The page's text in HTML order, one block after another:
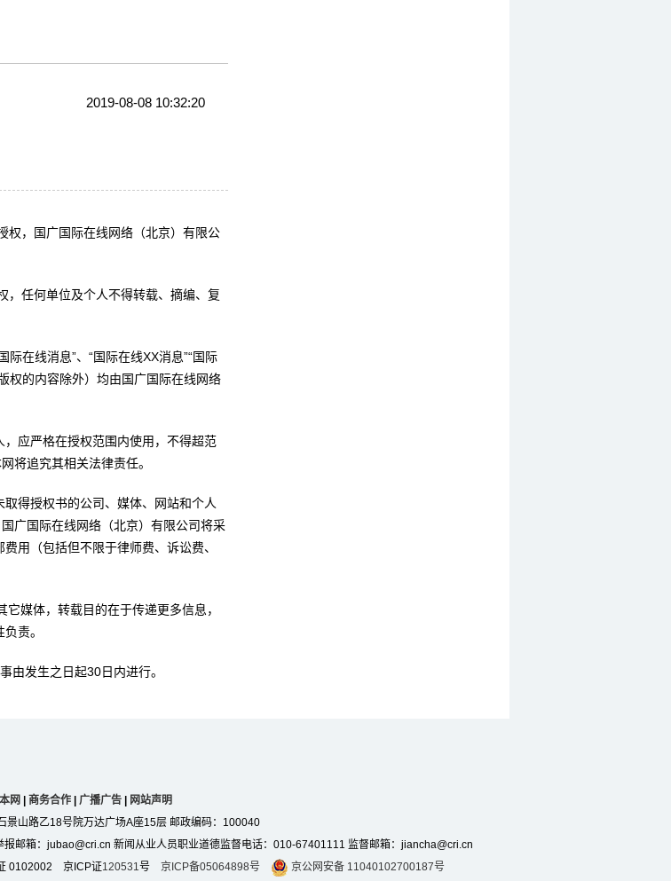
2019-08-08 10:32:20
权，国广国际在线网络（北京）有限公
，任何单位及个人不得转载、摘编、复
际在线消息”、“国际在线XX消息”“国际
权的内容除外）均由国广国际在线网络
应严格在授权范围内使用，不得超范
将追究其相关法律责任。
得授权书的公司、媒体、网站和个人
广国际在线网络（北京）有限公司将采
用（包括但不限于律师费、诉讼费、
媒体，转载目的在于传递更多信息，
责。
由发生之日起30日内进行。
网 商务合作| 广播广告|
网站声明
景山路乙18号院万达广场A座15层 邮政编码：100040
邮箱：jubao@cri.cn 新闻从业人员职业道德监督电话：010-67401111 监督邮箱：jiancha@cri.cn
0102002 京ICP证120531号 京ICP备05064898号 京公网安备 11040102700187号